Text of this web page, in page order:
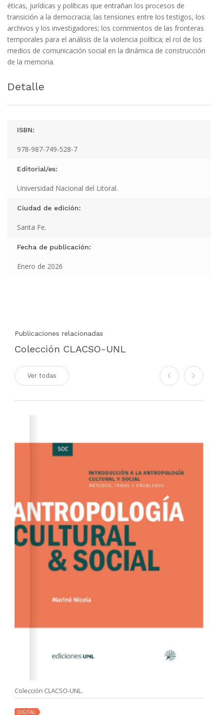
éticas, jurídicas y políticas que entrañan los procesos de
transición a la democracia; las tensiones entre los testigos, los
archivos y los investigadores; los corrimientos de las fronteras
temporales para el análisis de la violencia política; el rol de los
medios de comunicación social en la dinámica de construcción
de la memoria.
Detalle
ISBN:
978-987-749-528-7
Editorial/es:
Universidad Nacional del Litoral.
Ciudad de edición:
Santa Fe.
Fecha de publicación:
Enero de 2026
Publicaciones relacionadas
Colección CLACSO-UNL
Ver todas
Colección CLACSO-UNL.
DIGITAL